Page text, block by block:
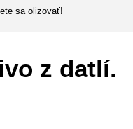
sa olizovať!
z datlí.